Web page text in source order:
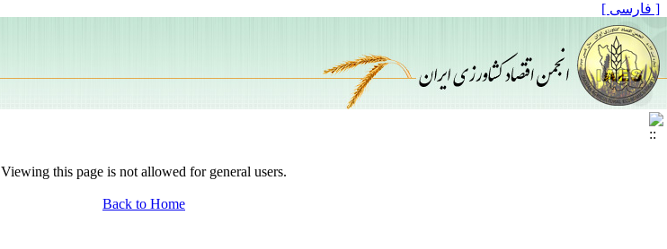
[ فارسی ]
Viewing this page is not allowed for general users.
Back to Home